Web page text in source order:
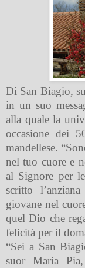
Di San Biagio,
in un suo
alla quale la
occasione dei
mandellese.
nel tuo cuore e
al Signore per
scritto
giovane nel
quel Dio che
felicità per il
“Sei a San
suor Maria